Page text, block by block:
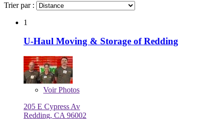
Trier par :
1
U-Haul Moving & Storage of Redding
VoirPhotos
205 E Cypress Av
Redding, CA 96002